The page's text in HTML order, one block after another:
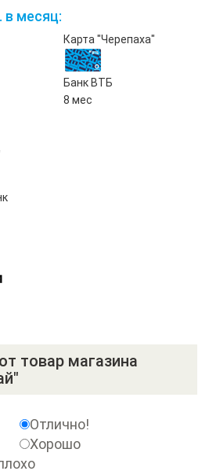
в месяц:
Карта "Черепаха"
Банк ВТБ
8 мес
товар магазина
Отлично!
Хорошо